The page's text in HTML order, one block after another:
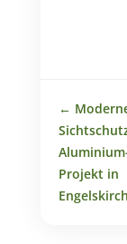
←
Projekt in